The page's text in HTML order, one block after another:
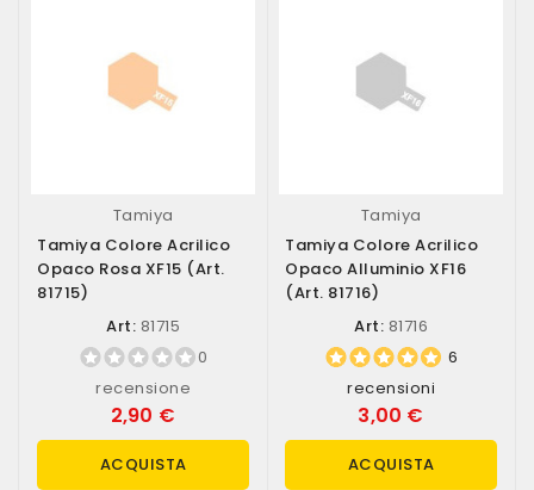
Tamiya
Tamiya Colore Acrilico
Opaco Rosa XF15 (art.
81715)
Art: 81715
0
recensione
2,90 €
ACQUISTA
Tamiya
Tamiya Colore Acrilico
Opaco Alluminio XF16
(art. 81716)
Art: 81716
6
recensioni
3,00 €
ACQUISTA